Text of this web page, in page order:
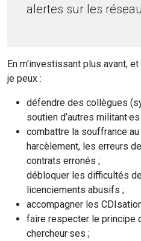
alertes sur les
En m'investissant plus avant,
je peux :
défendre des collègues
soutien d’autres militant·es
combattre la souffrance
harcèlement, les erreurs
contrats erronés ;
débloquer les difficultés
licenciements abusifs ;
accompagner les
faire respecter le principe
chercheur·ses ;